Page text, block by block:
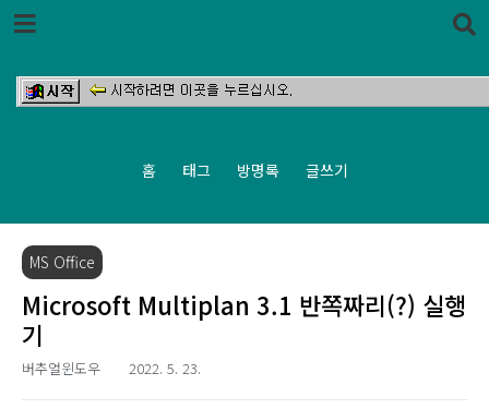
본문 바로가기
홈 태그 방명록 글쓰기
MS Office
Microsoft Multiplan 3.1 반쪽짜리(?) 실행
기
버추얼윈도우 2022. 5. 23.